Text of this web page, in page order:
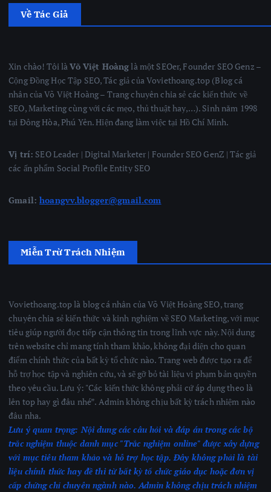
Về Tác Giả
Xin chào! Tôi làVõ Việt Hoànglà một SEOer, Founder SEO Genz –
Cộng Đồng Học Tập SEO, Tác giả của Voviethoang.top (Blog cá
nhân của Võ Việt Hoàng – Trang chuyên chia sẻ các kiến thức về
SEO, Marketing cùng với các mẹo, thủ thuật hay,…). Sinh năm 1998
tại Đông Hòa, Phú Yên. Hiện đang làm việc tại Hồ Chí Minh.
Vị trí: SEO Leader | Digital Marketer | Founder SEO GenZ | Tác giả
các ấn phẩm Social Profile Entity SEO
Gmail:hoangvv.blogger@gmail.com
Miễn Trừ Trách Nhiệm
Voviethoang.top là blog cá nhân của Võ Việt Hoàng SEO, trang
chuyên chia sẻ kiến thức và kinh nghiệm về SEO Marketing, với mục
tiêu giúp người đọc tiếp cận thông tin trong lĩnh vực này. Nội dung
trên website chỉ mang tính tham khảo, không đại diện cho quan
điểm chính thức của bất kỳ tổ chức nào. Trang web được tạo ra để
hỗ trợ học tập và nghiên cứu, và sẽ gỡ bỏ tài liệu vi phạm bản quyền
theo yêu cầu. Lưu ý: "Các kiến thức không phải cứ áp dụng theo là
lên top hay gì đâu nhé”. Admin không chịu bất kỳ trách nhiệm nào
đâu nha.
Lưu ý quan trọng: Nội dung các câu hỏi và đáp án trong các bộ
trắc nghiệm thuộc danh mục "Trắc nghiệm online" được xây dựng
với mục tiêu tham khảo và hỗ trợ học tập. Đây không phải là tài
liệu chính thức hay đề thi từ bất kỳ tổ chức giáo dục hoặc đơn vị
cấp chứng chỉ chuyên ngành nào. Admin không chịu trách nhiệm